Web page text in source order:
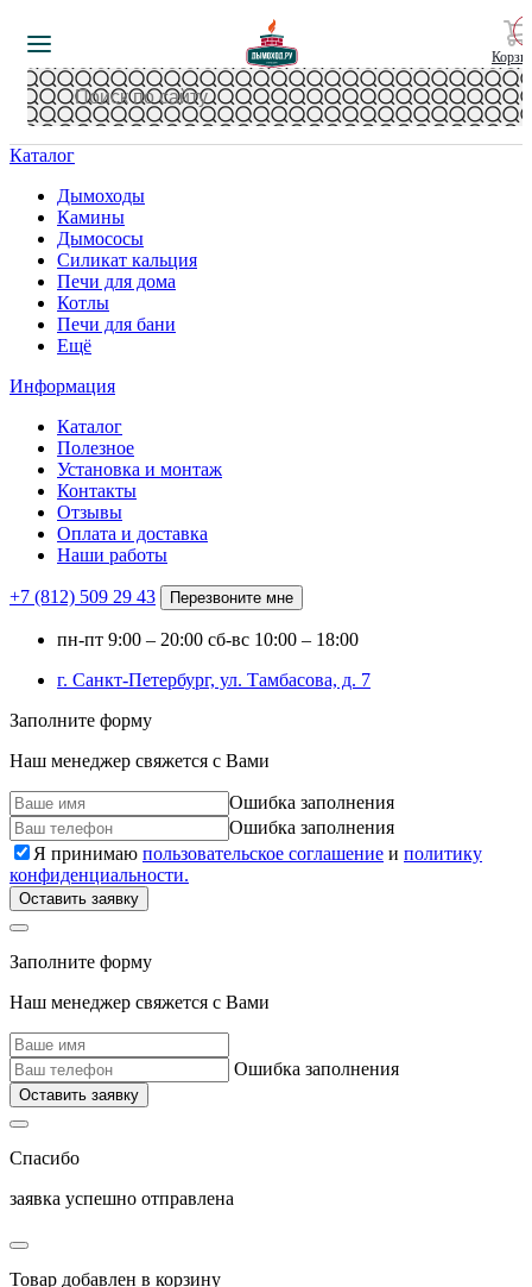
Каталог
Дымоходы
Камины
Дымососы
Силикат кальция
Печи для дома
Котлы
Печи для бани
Ещё
Информация
Каталог
Полезное
Установка и монтаж
Контакты
Отзывы
Оплата и доставка
Наши работы
+7 (812) 509 29 43 Перезвоните мне
пн-пт 9:00 – 20:00 сб-вс 10:00 – 18:00
г. Санкт-Петербург, ул. Тамбасова, д. 7
Заполните форму
Наш менеджер свяжется с Вами
Ошибка заполнения
Ошибка заполнения
Я принимаю пользовательское соглашение и политику
конфиденциальности.
Оставить заявку
Заполните форму
Наш менеджер свяжется с Вами
Ошибка заполнения
Оставить заявку
Спасибо
заявка успешно отправлена
Товар добавлен в корзину